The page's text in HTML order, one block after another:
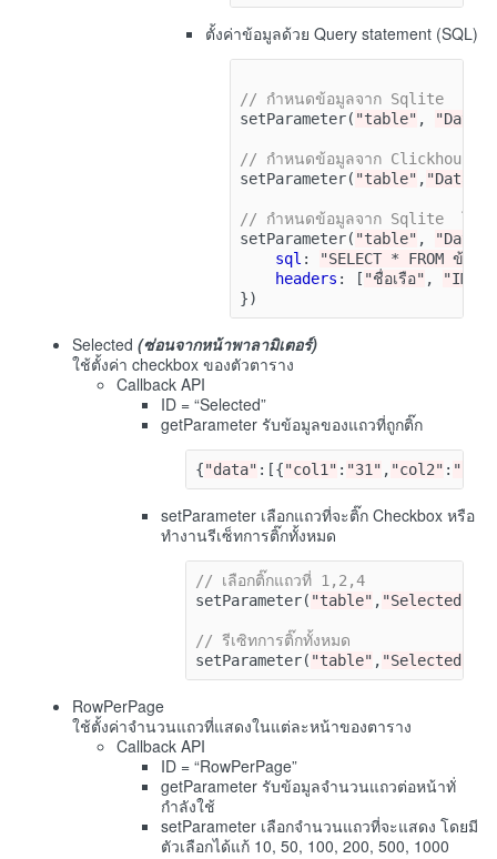
ตั้งค่าข้อมูลด้วย Query statement (SQL)
// กำหนดข้อมูลจาก Sqlite
setParameter( "table" , "Data"
// กำหนดข้อมูลจาก Clickhouse
setParameter( "table" , "Data"
// กำหนดข้อมูลจาก Sqlite  โดนก
setParameter( "table" , "Data"
sql :
"SELECT * FROM ข้อ
headers : [ "ชื่อเรือ" , "IMO"
})
Selected (ซ่อนจากหน้าพาลามิเตอร์)
ใช้ตั้งค่า checkbox ของตัวตาราง
Callback API
ID = “Selected”
getParameter รับข้อมูลของแถวที่ถูกติ๊ก
{"data" :[{"col1" : "31" , "col2" : "13"
setParameter เลือกแถวที่จะติ๊ก Checkbox หรือ
ทำงานรีเซ็ทการติ๊กทั้งหมด
// เลือกติ๊กแถวที่ 1,2,4
setParameter( "table" , "Selected"
// รีเซิทการติ๊กทั้งหมด
setParameter( "table" , "Selected"
RowPerPage
ใช้ตั้งค่าจำนวนแถวที่แสดงในแต่ละหน้าของตาราง
Callback API
ID = “RowPerPage”
getParameter รับข้อมูลจำนวนแถวต่อหน้าทั่
กำลังใช้
setParameter เลือกจำนวนแถวที่จะแสดง โดยมี
ตัวเลือกได้แก้ 10, 50, 100, 200, 500, 1000